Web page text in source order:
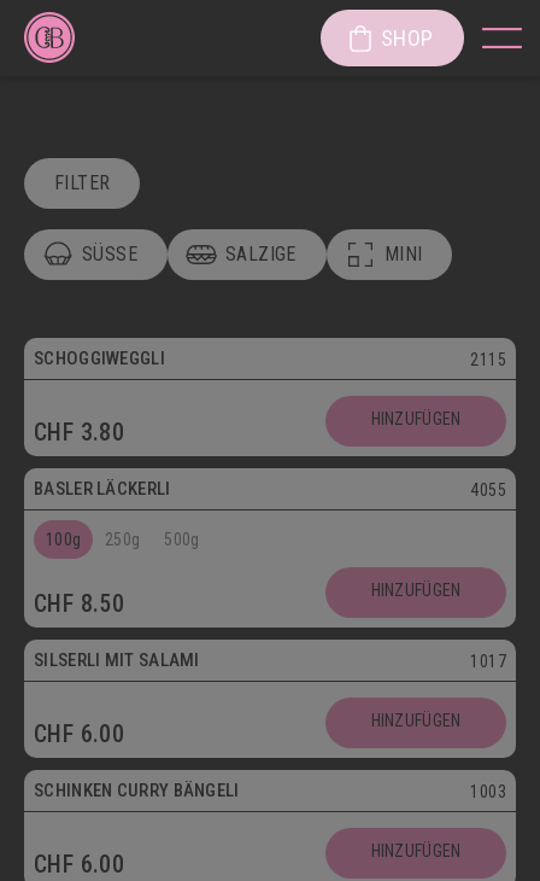
SHOP
FILTER
SÜSSE SALZIGE MINI
SÜSSE KÖSTLICHKEITEN
SÜSSGEBÄCK
KUCHEN/TORTEN/CAKES/WÄHEN LÄGGERLI
SCHOKOLADENSPEZIALITÄTEN
MAIKÄFER
SALZIGE KÖSTLICHKEITEN
SILSERLI
BELEGTE BRÖTCHEN
BROTWAREN
SCHOGGIWEGGLI 2115
CHF 3.80 HINZUFÜGEN
Vegetarisch
BASLER LÄCKERLI 4055
100g 250g 500g
CHF 8.50 HINZUFÜGEN
SILSERLI MIT SALAMI 1017
CHF 6.00 HINZUFÜGEN
SCHINKEN CURRY BÄNGELI 1003
CHF 6.00 HINZUFÜGEN